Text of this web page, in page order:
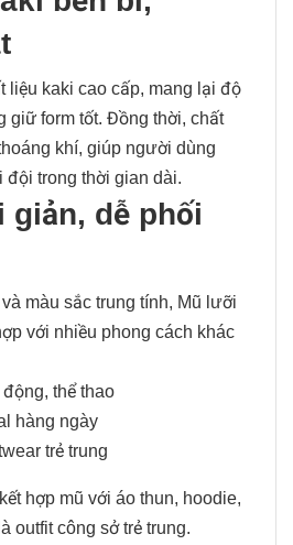
liệu kaki cao cấp, mang lại độ
giữ form tốt. Đồng thời, chất
khí, giúp người dùng
đội trong thời gian dài.
giản, dễ phối
màu sắc trung tính, Mũ lưỡi
với nhiều phong cách khác
thể thao
hàng ngày
trẻ trung
hợp mũ với áo thun, hoodie,
outfit công sở trẻ trung.